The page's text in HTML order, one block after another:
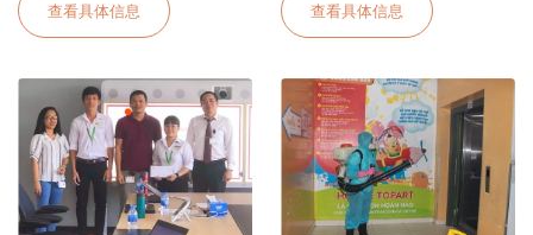
查看具体信息 查看具体信息